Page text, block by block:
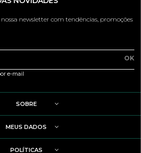
newsletter com tendências, promoções
OK
e-mail
SOBRE
MEUS DADOS
POLÍTICAS